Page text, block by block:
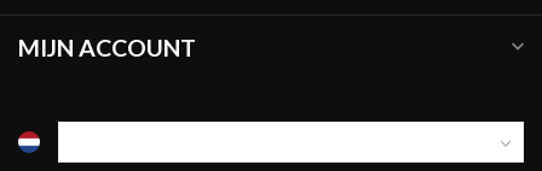
MIJN ACCOUNT